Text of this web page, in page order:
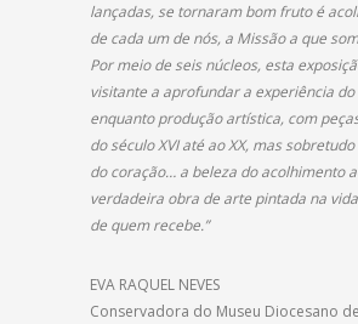
lançadas, se tornaram bom fruto é
de cada um de nós, a Missão a que
Por meio de seis núcleos, esta
visitante a aprofundar a experiência do
enquanto produção artística, com
do século XVI até ao XX, mas
do coração… a beleza do acolhimento
verdadeira obra de arte pintada na
de quem recebe.”
EVA RAQUEL NEVES
Conservadora do Museu Diocesano